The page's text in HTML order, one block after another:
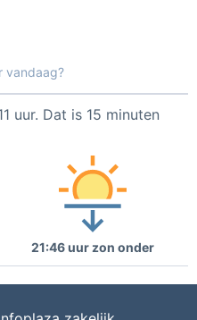
vandaag?
uur. Dat is 15 minuten
21:46 uur zon onder